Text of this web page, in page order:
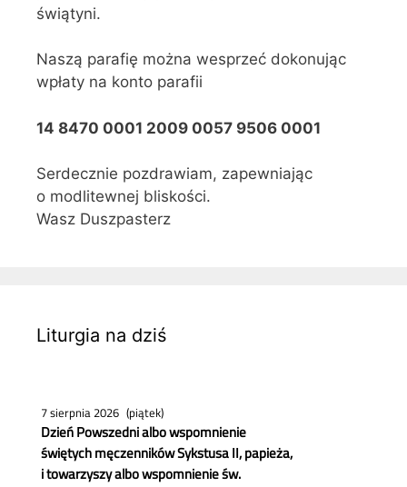
świątyni.
Naszą parafię można wesprzeć dokonując
wpłaty na konto parafii
14 8470 0001 2009 0057 9506 0001
Serdecznie pozdrawiam, zapewniając
o modlitewnej bliskości.
Wasz Duszpasterz
Liturgia na dziś